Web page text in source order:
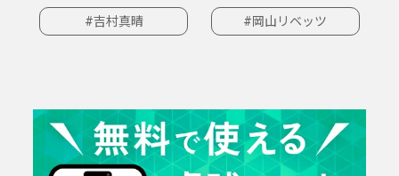
#吉村真晴 #岡山リベッツ